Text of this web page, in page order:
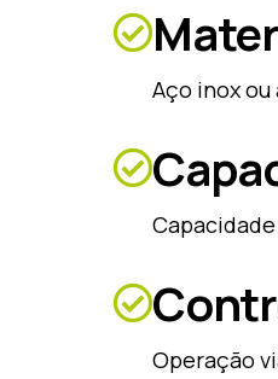
Aço inox
Operação